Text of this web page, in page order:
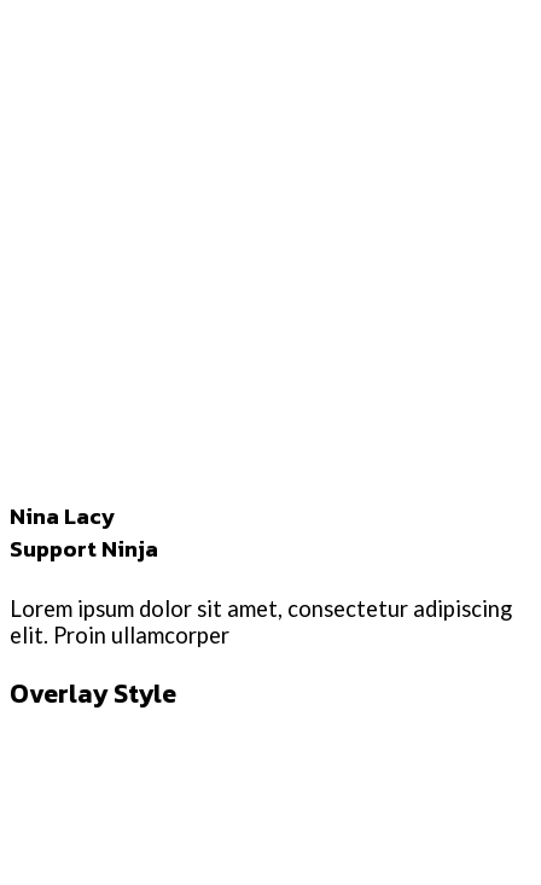
Nina Lacy
Support Ninja
Lorem ipsum dolor sit amet, consectetur adipiscing
elit. Proin ullamcorper
Overlay Style